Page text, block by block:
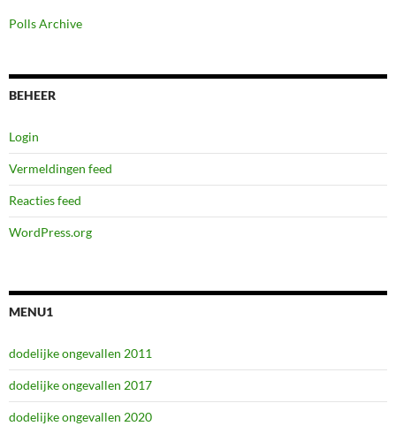
Polls Archive
BEHEER
Login
Vermeldingen feed
Reacties feed
WordPress.org
MENU1
dodelijke ongevallen 2011
dodelijke ongevallen 2017
dodelijke ongevallen 2020